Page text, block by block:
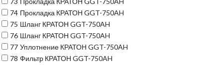
74 Прокладка КРАТОН GGT-750AH
75 Шланг КРАТОН GGT-750AH
76 Шланг КРАТОН GGT-750AH
77 Уплотнение КРАТОН GGT-750AH
78 Фильтр КРАТОН GGT-750AH